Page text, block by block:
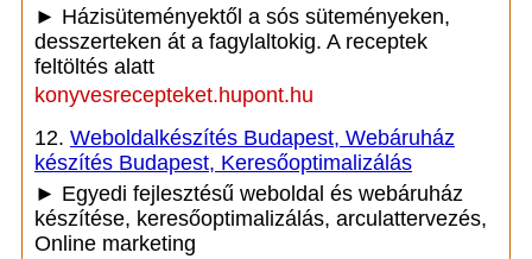
► Házisüteményektől a sós süteményeken,
desszerteken át a fagylaltokig. A receptek
feltöltés alatt
konyvesrecepteket.hupont.hu
12. Weboldalkészítés Budapest, Webáruház
készítés Budapest, Keresőoptimalizálás
► Egyedi fejlesztésű weboldal és webáruház
készítése, keresőoptimalizálás, arculattervezés,
Online marketing